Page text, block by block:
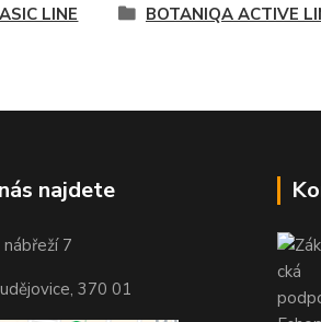
LINE BOTANIQA ACTIVE
najdete
7
370 01